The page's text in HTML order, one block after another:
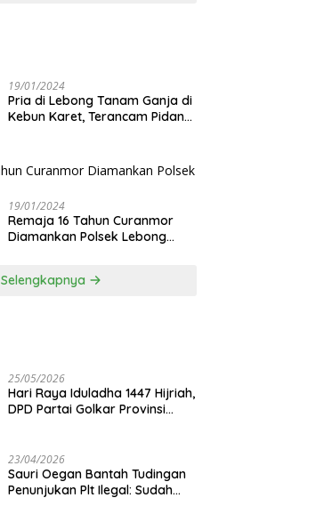
19/01/2024
Pria di Lebong Tanam Ganja di
Kebun Karet, Terancam Pidana
19/01/2024
Remaja 16 Tahun Curanmor
Diamankan Polsek Lebong
Selengkapnya
25/05/2026
Hari Raya Iduladha 1447 Hijriah,
DPD Partai Golkar Provinsi
23/04/2026
Sauri Oegan Bantah Tudingan
Penunjukan Plt Ilegal: Sudah